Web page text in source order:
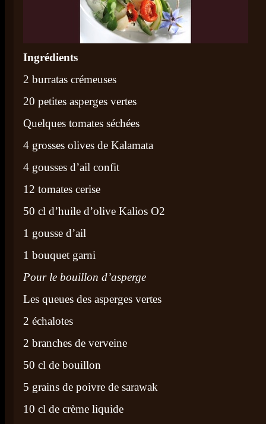
Ingrédients
2 burratas crémeuses
20 petites asperges vertes
Quelques tomates séchées
4 grosses olives de Kalamata
4 gousses d’ail confit
12 tomates cerise
50 cl d’huile d’olive Kalios O2
1 gousse d’ail
1 bouquet garni
Pour le bouillon d’asperge
Les queues des asperges vertes
2 échalotes
2 branches de verveine
50 cl de bouillon
5 grains de poivre de sarawak
10 cl de crème liquide